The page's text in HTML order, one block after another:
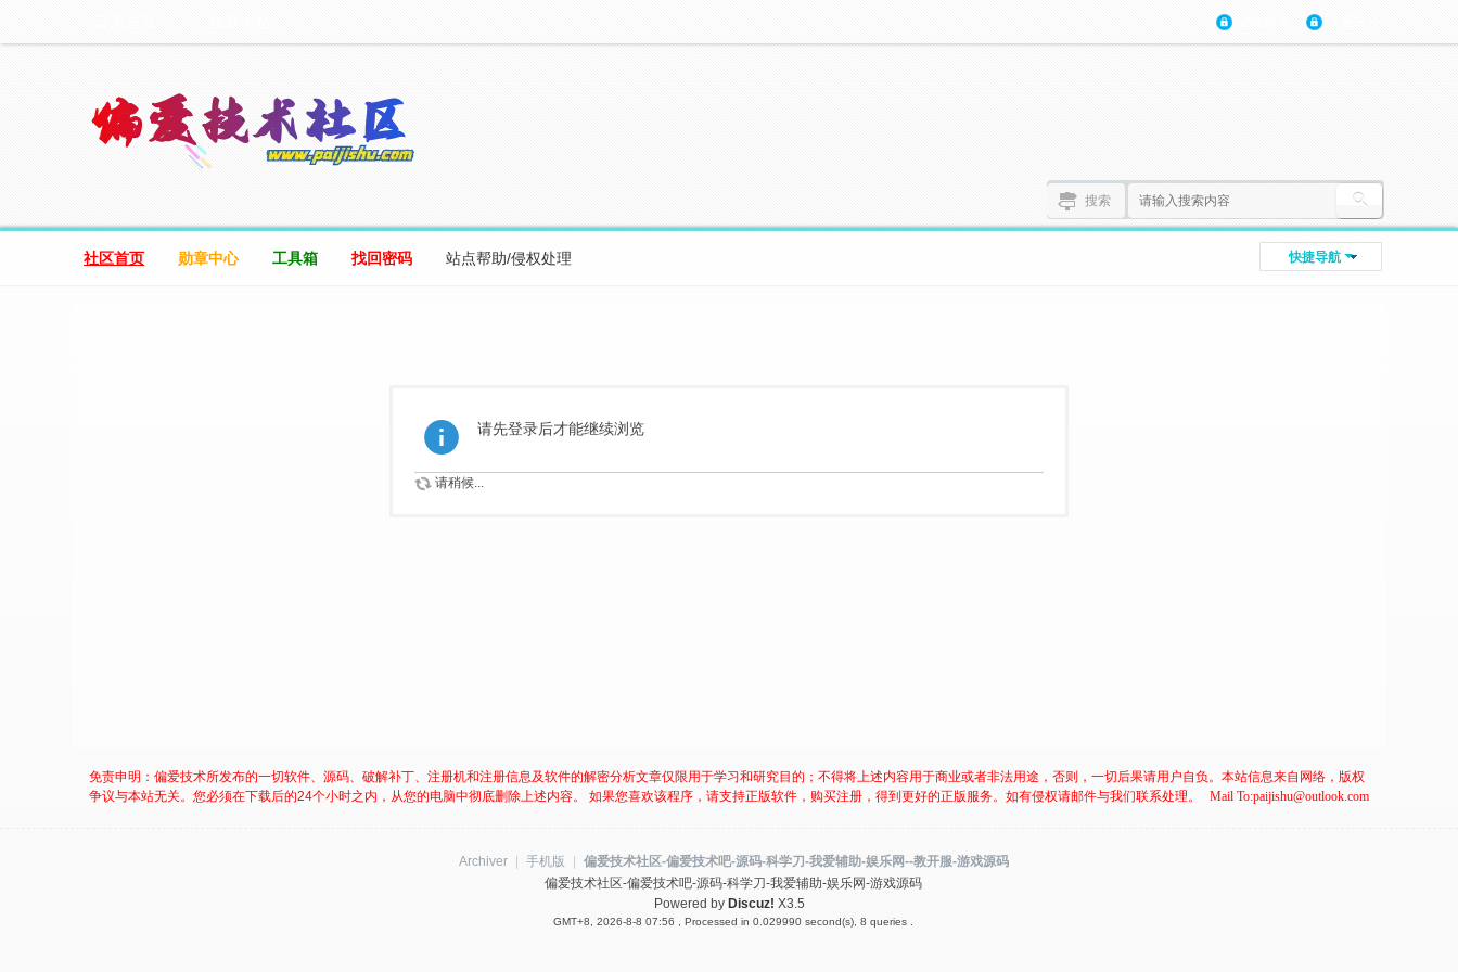
搜索
快捷导航
社区首页 勋章中心 工具箱 找回密码 站点帮助/侵权处理
请先登录后才能继续浏览
请稍候...
免责申明：偏爱技术所发布的一切软件、源码、破解补丁、注册机和注册信息及软件的解密分析文章仅限用于学习和研究目的；不得将上述内容用于商业或者非法用途，否则，一切后果请用户自负。本站信息来自网络，版权
争议与本站无关。您必须在下载后的24个小时之内，从您的电脑中彻底删除上述内容。 如果您喜欢该程序，请支持正版软件，购买注册，得到更好的正版服务。如有侵权请邮件与我们联系处理。
Mail To:paijishu@outlook.com
Archiver 手机版
偏爱技术社区-偏爱技术吧-源码-科学刀-我爱辅助-娱乐网--教开服-游戏源码
偏爱技术社区-偏爱技术吧-源码-科学刀-我爱辅助-娱乐网-游戏源码
Powered by Discuz! X3.5
GMT+8, 2026-8-8 07:56 , Processed in 0.029990 second(s), 8 queries .